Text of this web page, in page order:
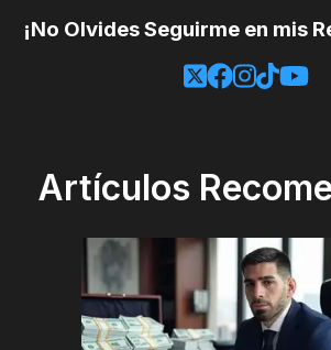
¡No Olvides Seguirme en mis
Artículos